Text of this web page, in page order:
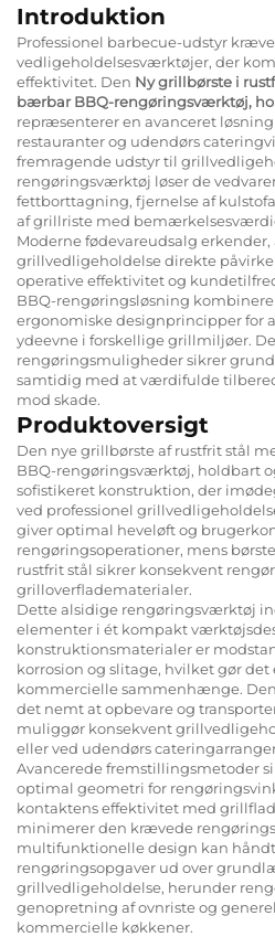
Introduktion
Professionel barbecue-udstyr
vedligeholdelsesværktøjer, der
effektivitet. Den Ny grillbørste i
bærbar BBQ-rengøringsværktøj,
repræsenterer en avanceret
restauranter og udendørs
fremragende udstyr til
rengøringsværktøj løser de
fettborttagning, fjernelse af
af grillriste med
Moderne fødevareudsalg
grillvedligeholdelse direkte
operative effektivitet og
BBQ-rengøringsløsning
ergonomiske designprincipper for
ydeevne i forskellige grillmiljøer.
rengøringsmuligheder sikrer
samtidig med at værdifulde
mod skade.
Produktoversigt
Den nye grillbørste af rustfrit stål
BBQ-rengøringsværktøj, holdbart
sofistikeret konstruktion, der
ved professionel
giver optimal heveløft og
rengøringsoperationer, mens
rustfrit stål sikrer konsekvent
grilloverfladematerialer.
Dette alsidige rengøringsværktøj
elementer i ét kompakt
konstruktionsmaterialer er
korrosion og slitage, hvilket gør
kommercielle sammenhænge.
det nemt at opbevare og
muliggør konsekvent
eller ved udendørs
Avancerede fremstillingsmetoder
optimal geometri for
kontaktens effektivitet med
minimerer den krævede
multifunktionelle design kan
rengøringsopgaver ud over
grillvedligeholdelse, herunder
genopretning af ovnriste og
kommercielle køkkener.